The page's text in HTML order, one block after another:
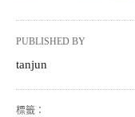
PUBLISHED BY
tanjun
標籤：